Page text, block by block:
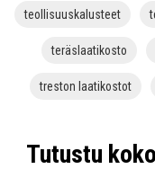
teollisuuskalusteet
teräslaatikosto
treston laatikostot
Tutustu